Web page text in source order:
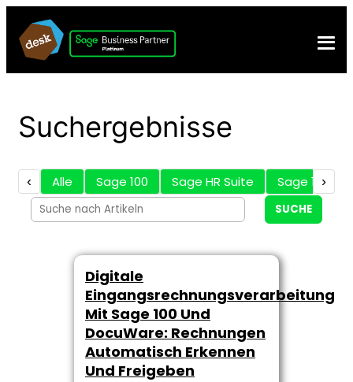
Suchergebnisse
‹ Alle Sage 100 Sage HR Suite Sage 100
›
SUCHE
Digitale
Eingangsrechnungsverarbeitung
Mit Sage 100 Und
DocuWare: Rechnungen
Automatisch Erkennen
Und Freigeben